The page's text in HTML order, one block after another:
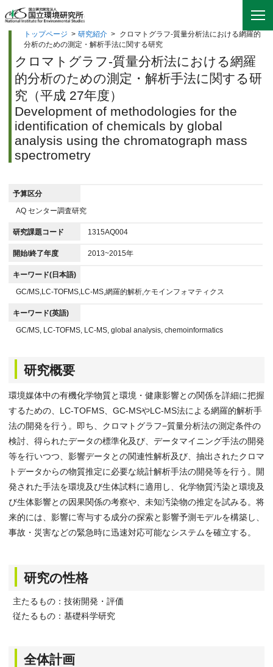
トップページ > 研究紹介 > クロマトグラフ-質量分析法における網羅的
分析のための測定・解析手法に関する研究
クロマトグラフ-質量分析法における網羅
的分析のための測定・解析手法に関する研
究（平成 27年度）
Development of methodologies for the
identification of chemicals by global
analysis using the chromatograph mass
spectrometry
予算区分
AQ センター調査研究
研究課題コード 1315AQ004
開始/終了年度 2013~2015年
キーワード(日本語)
GC/MS,LC-TOFMS,LC-MS,網羅的解析,ケモインフォマティクス
キーワード(英語)
GC/MS, LC-TOFMS, LC-MS, global analysis, chemoinformatics
研究概要
環境媒体中の有機化学物質と環境・健康影響との関係を詳細に把握
するための、LC-TOFMS、GC-MSやLC-MS法による網羅的解析手
法の開発を行う。即ち、クロマトグラフ−質量分析法の測定条件の
検討、得られたデータの標準化及び、データマイニング手法の開発
等を行いつつ、影響データとの関連性解析及び、抽出されたクロマ
トデータからの物質推定に必要な統計解析手法の開発等を行う。開
発された手法を環境及び生体試料に適用し、化学物質汚染と環境及
び生体影響との因果関係の考察や、未知汚染物の推定を試みる。将
来的には、影響に寄与する成分の探索と影響予測モデルを構築し、
事故・災害などの緊急時に迅速対応可能なシステムを確立する。
研究の性格
主たるもの：技術開発・評価
従たるもの：基礎科学研究
全体計画